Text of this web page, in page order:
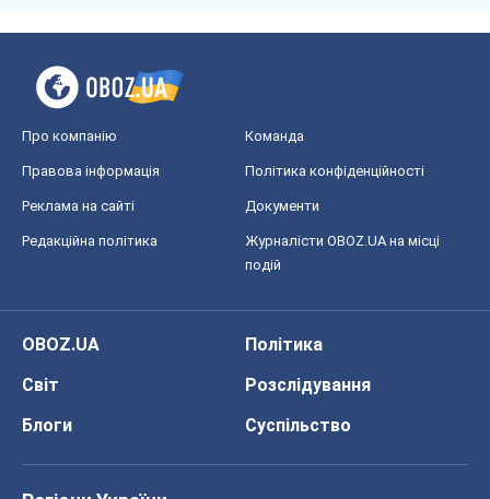
Про компанію Команда
Правова інформація Політика конфіденційності
Реклама на сайті Документи
Редакційна політика
Журналісти OBOZ.UA на місці
подій
OBOZ.UA
Політика
Світ
Розслідування
Блоги
Суспільство